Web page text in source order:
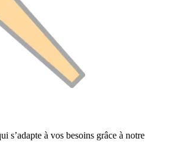
s’adapte à vos besoins grâce à notre